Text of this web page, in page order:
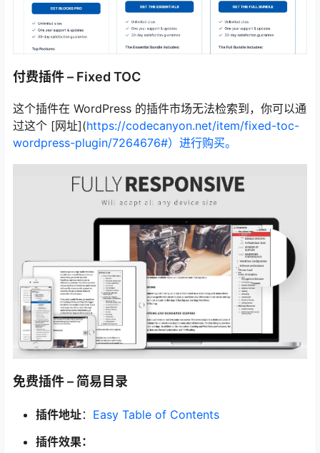
付费插件 – Fixed TOC
这个插件在 WordPress 的插件市场无法检索到，你可以通
过这个 [网址](https://codecanyon.net/item/fixed-toc-
wordpress-plugin/7264676#）进行购买。
免费插件 – 简易目录
插件地址： Easy Table of Contents
插件效果：